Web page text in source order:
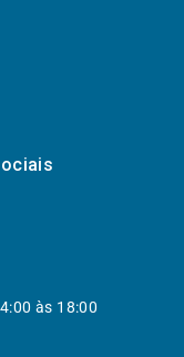
às 18:00